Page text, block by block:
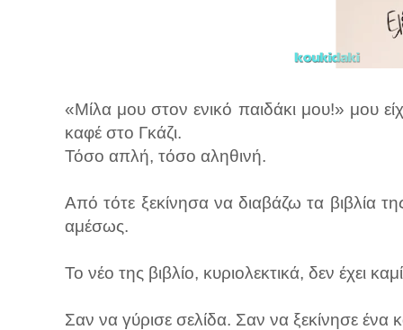
«Μίλα μου στον ενικό παιδάκι μου!» μου
καφέ στο Γκάζι.
Τόσο απλή, τόσο αληθινή.
Από τότε ξεκίνησα να διαβάζω τα βιβλία της
αμέσως.
Το νέο της βιβλίο, κυριολεκτικά, δεν έχει
Σαν να γύρισε σελίδα. Σαν να ξεκίνησε ένα